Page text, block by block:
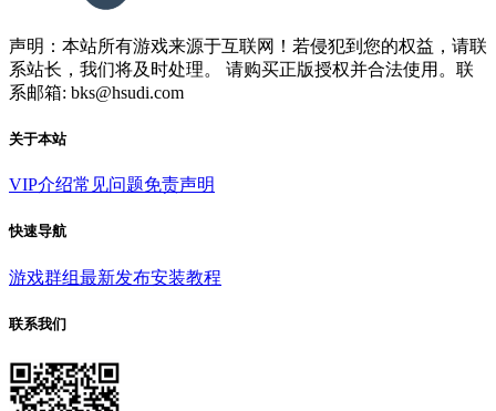
声明：本站所有游戏来源于互联网！若侵犯到您的权益，请联
系站长，我们将及时处理。 请购买正版授权并合法使用。联
系邮箱: bks@hsudi.com
关于本站
VIP介绍常见问题免责声明
快速导航
游戏群组最新发布安装教程
联系我们